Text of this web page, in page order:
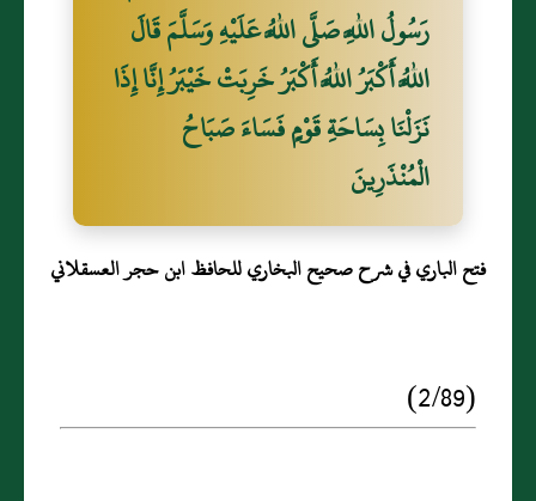
رَسُولُ اللَّهِ صَلَّى اللَّهُ عَلَيْهِ وَسَلَّمَ قَالَ
اللَّهُ أَكْبَرُ اللَّهُ أَكْبَرُ خَرِبَتْ خَيْبَرُ إِنَّا إِذَا
نَزَلْنَا بِسَاحَةِ قَوْمٍ فَسَاءَ صَبَاحُ
الْمُنْذَرِينَ
فتح الباري في شرح صحيح البخاري للحافظ ابن حجر العسقلاني
(2/89)